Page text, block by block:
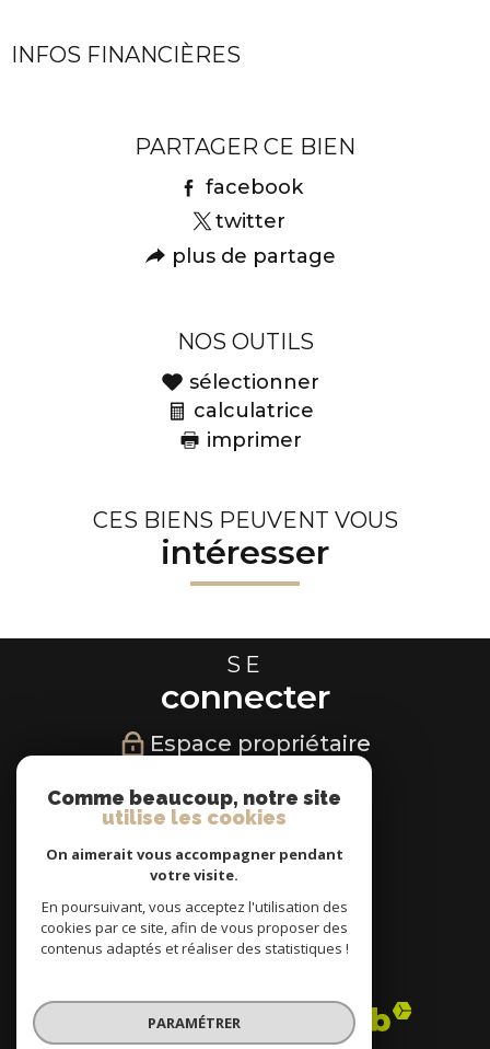
INFOS FINANCIÈRES
PARTAGER CE BIEN
facebook
twitter
plus de partage
NOS OUTILS
sélectionner
calculatrice
imprimer
CES BIENS PEUVENT VOUS
intéresser
SE
connecter
Espace propriétaire
NOUS
suivre
NOUS
adhérons
Comme beaucoup, notre site
utilise les cookies
On aimerait vous accompagner pendant
votre visite.
En poursuivant, vous acceptez l'utilisation des
cookies par ce site, afin de vous proposer des
contenus adaptés et réaliser des statistiques !
PARAMÉTRER